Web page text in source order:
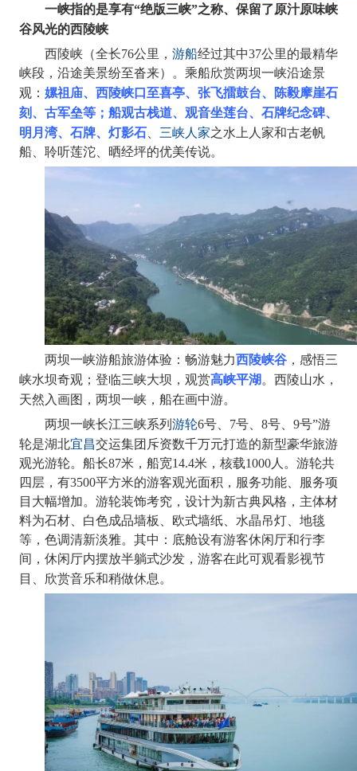
一峡指的是享有“绝版三峡”之称、保留了原汁原味峡
谷风光的西陵峡
西陵峡（全长76公里， 游船经过其中37公里的最精华
峡段，沿途美景纷至沓来）。乘船欣赏两坝一峡沿途景
观： 嫘祖庙、西陵峡口至喜亭、张飞擂鼓台、陈毅摩崖石
刻、古军垒等；船观古栈道、观音坐莲台、石牌纪念碑、
明月湾、石牌、灯影石
三峡人家之水上人家和古老帆
船、聆听莲沱、晒经坪的优美传说。
两坝一峡游船旅游体验：畅游魅力西陵峡谷 ，感悟三
峡水坝奇观；登临三峡大坝，观赏高峡平湖。西陵山水，
天然入画图，两坝一峡，船在画中游。
两坝一峡长江三峡系列游轮6号、7号、8号、9号”游
轮是湖北宜昌交运集团斥资数千万元打造的新型豪华旅游
观光游轮。船长87米，船宽14.4米，核载1000人。游轮共
四层，有3500平方米的游客观光面积，服务功能、服务项
目大幅增加。游轮装饰考究，设计为新古典风格，主体材
料为石材、白色成品墙板、欧式墙纸、水晶吊灯、地毯
等，色调清新淡雅。其中：底舱设有游客休闲厅和行李
间，休闲厅内摆放半躺式沙发，游客在此可观看影视节
目、欣赏音乐和稍做休息。